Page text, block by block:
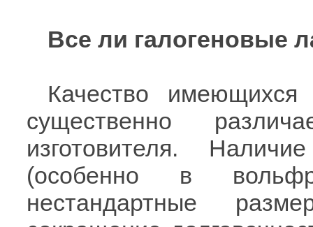
Все ли галогеновые
Качество
существенно
изготовителя.
(особенно в
нестандартные